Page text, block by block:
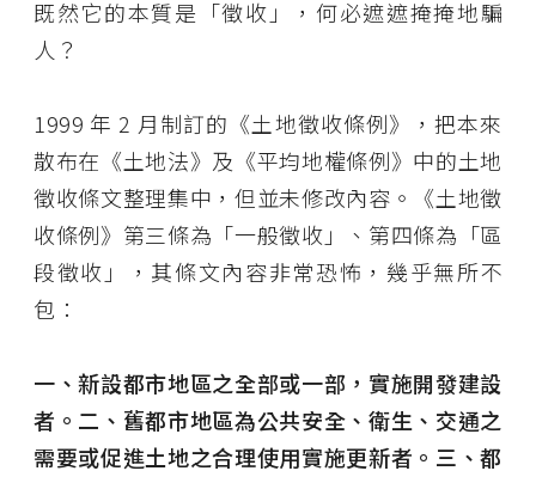
既然它的本質是「徵收」，何必遮遮掩掩地騙
人？
1999 年 2 月制訂的《土地徵收條例》，把本來
散布在《土地法》及《平均地權條例》中的土地
徵收條文整理集中，但並未修改內容。《土地徵
收條例》第三條為「一般徵收」、第四條為「區
段徵收」，其條文內容非常恐怖，幾乎無所不
包：
一、新設都市地區之全部或一部，實施開發建設
者。二、舊都市地區為公共安全、衛生、交通之
需要或促進土地之合理使用實施更新者。三、都